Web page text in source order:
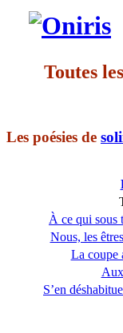
Toutes
Les poésies de
À ce qui
Nous, les
La coupe
S’en